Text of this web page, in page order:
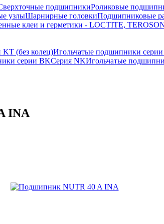
подшипникиРоликовые
узлыШарнирные головкиПодшипниковые
клеи и герметики - LOCTITE,
(без колец)Игольчатые подшипники
серии BKСерия NKИгольчатые
INA